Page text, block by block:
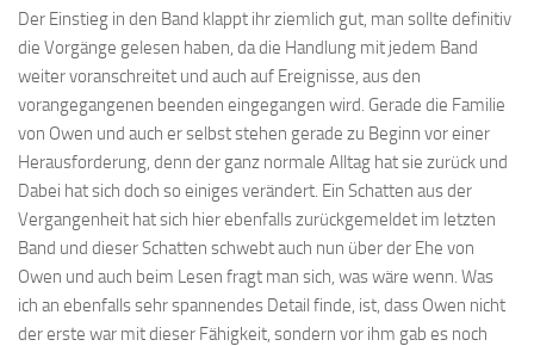
Der Einstieg in den Band klappt ihr ziemlich gut, man sollte definitiv
die Vorgänge gelesen haben, da die Handlung mit jedem Band
weiter voranschreitet und auch auf Ereignisse, aus den
vorangegangenen beenden eingegangen wird. Gerade die Familie
von Owen und auch er selbst stehen gerade zu Beginn vor einer
Herausforderung, denn der ganz normale Alltag hat sie zurück und
Dabei hat sich doch so einiges verändert. Ein Schatten aus der
Vergangenheit hat sich hier ebenfalls zurückgemeldet im letzten
Band und dieser Schatten schwebt auch nun über der Ehe von
Owen und auch beim Lesen fragt man sich, was wäre wenn. Was
ich an ebenfalls sehr spannendes Detail finde, ist, dass Owen nicht
der erste war mit dieser Fähigkeit, sondern vor ihm gab es noch